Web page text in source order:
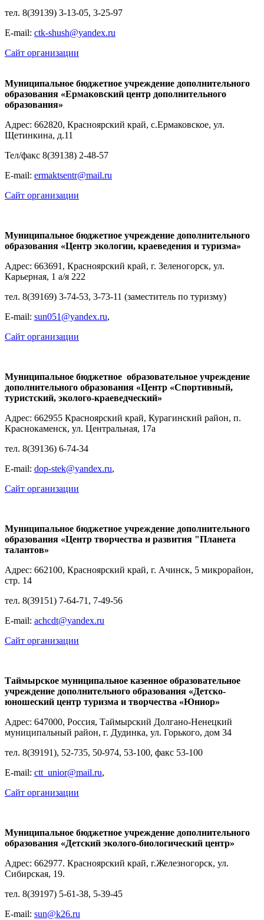
тел. 8(39139) 3-13-05, 3-25-97
Е-mail: ctk-shush@yandex.ru
Сайт организации
Муниципальное бюджетное учреждение дополнительного
образования «Ермаковский центр дополнительного
образования»
Адрес: 662820, Красноярский край, с.Ермаковское, ул.
Щетинкина, д.11
Тел/факс 8(39138) 2-48-57
Е-mail: ermaktsentr@mail.ru
Сайт организации
Муниципальное бюджетное учреждение дополнительного
образования «Центр экологии, краеведения и туризма»
Адрес: 663691, Красноярский край, г. Зеленогорск, ул.
Карьерная, 1 а/я 222
тел. 8(39169) 3-74-53, 3-73-11 (заместитель по туризму)
Е-mail: sun051@yandex.ru,
Сайт организации
Муниципальное бюджетное образовательное учреждение
дополнительного образования «Центр «Спортивный,
туристский, эколого-краеведческий»
Адрес: 662955 Красноярский край, Курагинский район, п.
Краснокаменск, ул. Центральная, 17а
тел. 8(39136) 6-74-34
Е-mail: dop-stek@yandex.ru,
Сайт организации
Муниципальное бюджетное учреждение дополнительного
образования «Центр творчества и развития "Планета
талантов»
Адрес: 662100, Красноярский край, г. Ачинск, 5 микрорайон,
стр. 14
тел. 8(39151) 7-64-71, 7-49-56
Е-mail: achcdt@yandex.ru
Сайт организации
Таймырское муниципальное казенное образовательное
учреждение дополнительного образования «Детско-
юношеский центр туризма и творчества «Юниор»
Адрес: 647000, Россия, Таймырский Долгано-Ненецкий
муниципальный район, г. Дудинка, ул. Горького, дом 34
тел. 8(39191), 52-735, 50-974, 53-100, факс 53-100
E-mail: ctt_unior@mail.ru,
Сайт организации
Муниципальное бюджетное учреждение дополнительного
образования «Детский эколого-биологический центр»
Адрес: 662977. Красноярский край, г.Железногорск, ул.
Сибирская, 19.
тел. 8(39197) 5-61-38, 5-39-45
Е-mail: sun@k26.ru